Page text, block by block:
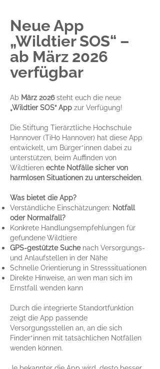
Neue App
„Wildtier SOS“ –
ab März 2026
verfügbar
Ab März 2026steht euch die neue
„Wildtier SOS“ App zur Verfügung!
Die Stiftung Tierärztliche Hochschule
Hannover (TiHo Hannover) hat diese App
entwickelt, um Bürger*innen dabei zu
unterstützen, beim Auffinden von
Wildtieren echte Notfälle sicher von
harmlosen Situationen zu unterscheiden.
Was bietet die App?
Verständliche Einschätzungen: Notfall
oder Normalfall?
Konkrete Handlungsempfehlungen für
gefundene Wildtiere
GPS-gestützte Suchenach Versorgungs-
und Anlaufstellen in der Nähe
Schnelle Orientierung in Stresssituationen
Direkte Hinweise, an wen man sich im
Ernstfall wenden kann
Durch die integrierte Standortfunktion
zeigt die App passende
Versorgungsstellen an, an die sich
Finder*innen mit tatsächlichen Notfällen
wenden können.